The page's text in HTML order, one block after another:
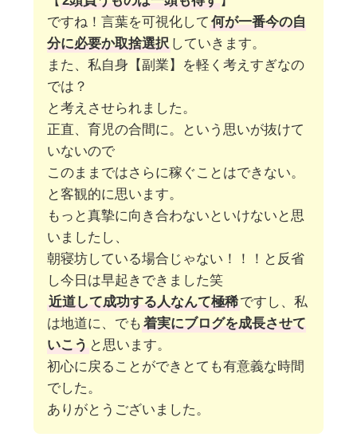
ですね！言葉を可視化して 何が一番今の自
分に必要か取捨選択 していきます。
また、私自身【副業】を軽く考えすぎなの
では？
と考えさせられました。
正直、育児の合間に。という思いが抜けて
いないので
このままではさらに稼ぐことはできない。
と客観的に思います。
もっと真摯に向き合わないといけないと思
いましたし、
朝寝坊している場合じゃない！！！と反省
し今日は早起きできました笑
近道して成功する人なんて極稀ですし、私
は地道に、でも 着実にブログを成長させて
いこう と思います。
初心に戻ることができとても有意義な時間
でした。
ありがとうございました。